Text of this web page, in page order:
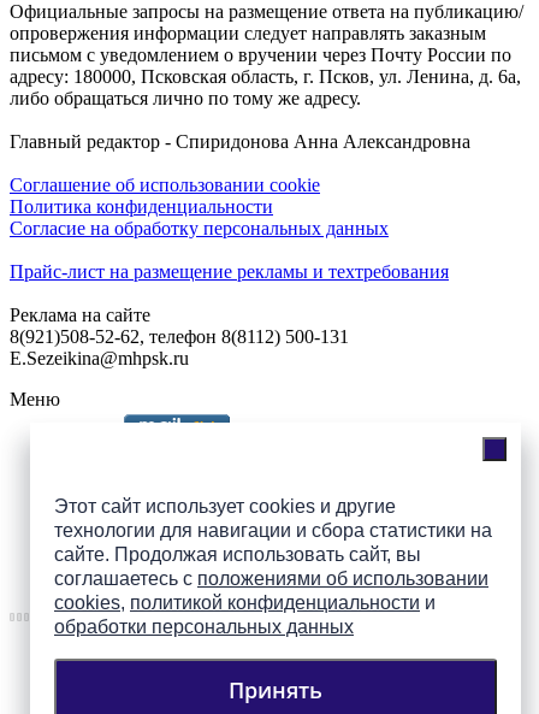
Этот сайт использует cookies и другие
технологии для навигации и сбора статистики на
сайте. Продолжая использовать сайт, вы
соглашаетесь с положениями об использовании
cookies, политикой конфиденциальности и
обработки персональных данных
Принять
Официальные запросы на размещение ответа на публикацию/
опровержения информации следует направлять заказным
письмом с уведомлением о вручении через Почту России по
адресу: 180000, Псковская область, г. Псков, ул. Ленина, д. 6а,
либо обращаться лично по тому же адресу.
Главный редактор - Спиридонова Анна Александровна
Соглашение об использовании cookie
Политика конфиденциальности
Согласие на обработку персональных данных
Прайс-лист на размещение рекламы и техтребования
Реклама на сайте
8(921)508-52-62, телефон 8(8112) 500-131
E.Sezeikina@mhpsk.ru
Меню
Подпишись на группы
ПАИ в соцсетях!